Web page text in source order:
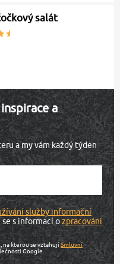
salát
a
a my vám každý týden
služby informační
s informací ozpracování
na kterou se vztahujíSmluvní
Google.